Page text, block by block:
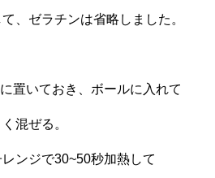
、ゼラチンは省略しました。
置いておき、ボールに入れて
混ぜる。
ンジで30~50秒加熱して